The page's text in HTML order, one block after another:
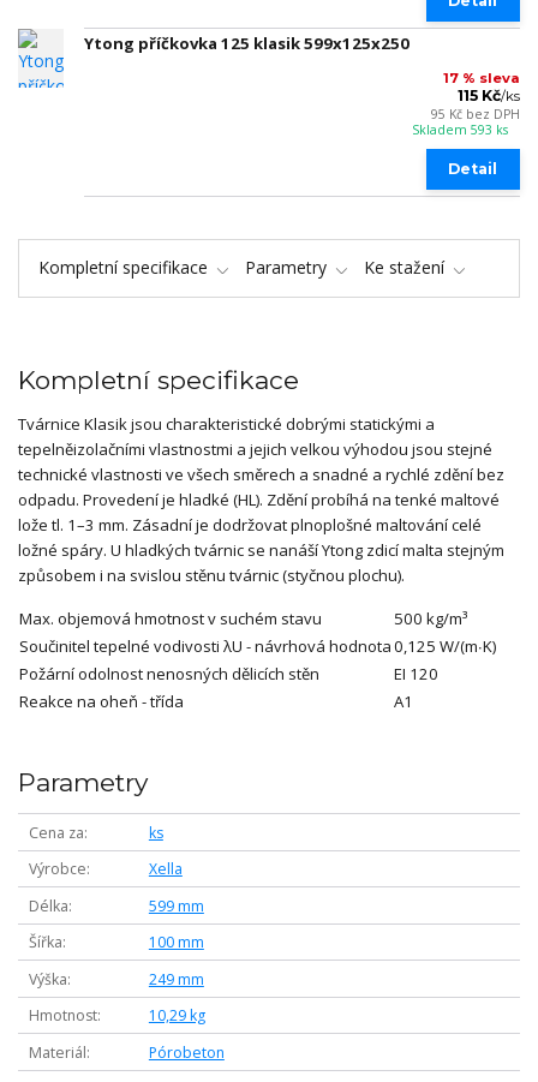
Ytong příčkovka 125 klasik 599x125x250
17 % sleva
115 Kč/ks
95 Kč bez DPH
Skladem 593 ks
Detail
Kompletní specifikace Parametry Ke stažení
Kompletní specifikace
Tvárnice Klasik jsou charakteristické dobrými statickými a
tepelněizolačními vlastnostmi a jejich velkou výhodou jsou stejné
technické vlastnosti ve všech směrech a snadné a rychlé zdění bez
odpadu. Provedení je hladké (HL). Zdění probíhá na tenké maltové
lože tl. 1–3 mm. Zásadní je dodržovat plnoplošné maltování celé
ložné spáry. U hladkých tvárnic se nanáší Ytong zdicí malta stejným
způsobem i na svislou stěnu tvárnic (styčnou plochu).
Max. objemová hmotnost v suchém stavu
500 kg/m³
Součinitel tepelné vodivosti λU - návrhová hodnota0,125 W/(m∙K)
Požární odolnost nenosných dělicích stěn
EI 120
Reakce na oheň - třída
A1
Parametry
Cena za
ks
Výrobce
Xella
Délka
599 mm
Šířka
100 mm
Výška
249 mm
Hmotnost
10,29 kg
Materiál
Pórobeton